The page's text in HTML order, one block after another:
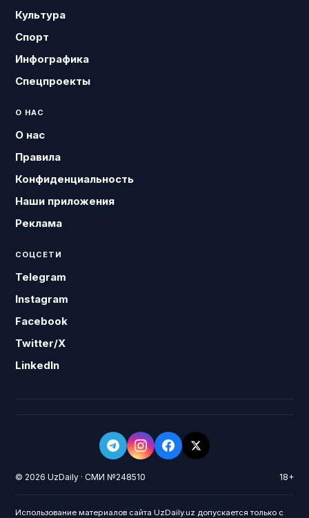
Культура
Спорт
Инфографика
Спецпроекты
О НАС
О нас
Правила
Конфиденциальность
Наши приложения
Реклама
СОЦСЕТИ
Telegram
Instagram
Facebook
Twitter/X
LinkedIn
© 2026 UzDaily · СМИ №248510 18+
Использование материалов сайта UzDaily.uz допускается только с